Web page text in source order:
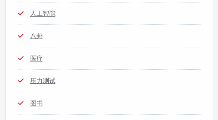
人工智能
八卦
医疗
压力测试
图书